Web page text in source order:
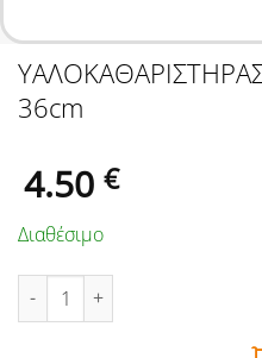
36cm
4.50 €
Διαθέσιμο
ΥΑΛΟΚΑΘΑΡΙΣΤΗΡΑΣ ΧΕΙΡΟΣ